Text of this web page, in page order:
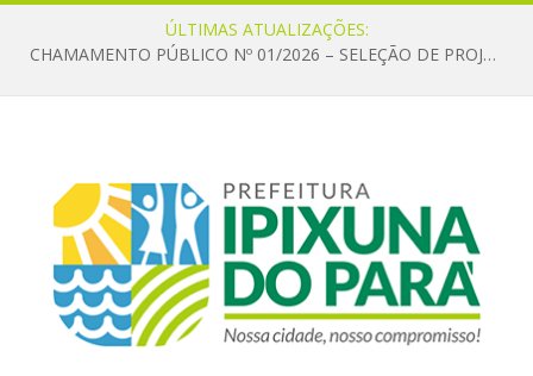
ÚLTIMAS ATUALIZAÇÕES:
CHAMAMENTO PÚBLICO Nº 01/2026 – SELEÇÃO DE PROJETOS PARA FIRMAR TERMO DE EXECUÇÃO CULTURAL COM RECURSOS DA POLÍTICA NACIONAL ALDIR BLANC DE FOMENTO À CULTURA – PNAB (LEI Nº 14.399/2022)